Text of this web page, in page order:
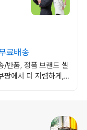
료배송
/반품, 정품 브랜드 셀
팡에서 더 저렴하게,